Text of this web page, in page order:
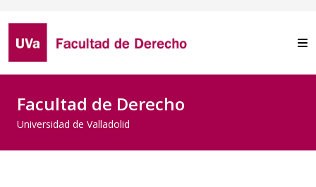
Facultad de Derecho
Universidad de Valladolid